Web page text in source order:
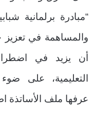
“مبادرة برلمانية
والمساهمة في تعزيز
أن يزيد في
التعليمية، على
عرفها ملف الأساتذة